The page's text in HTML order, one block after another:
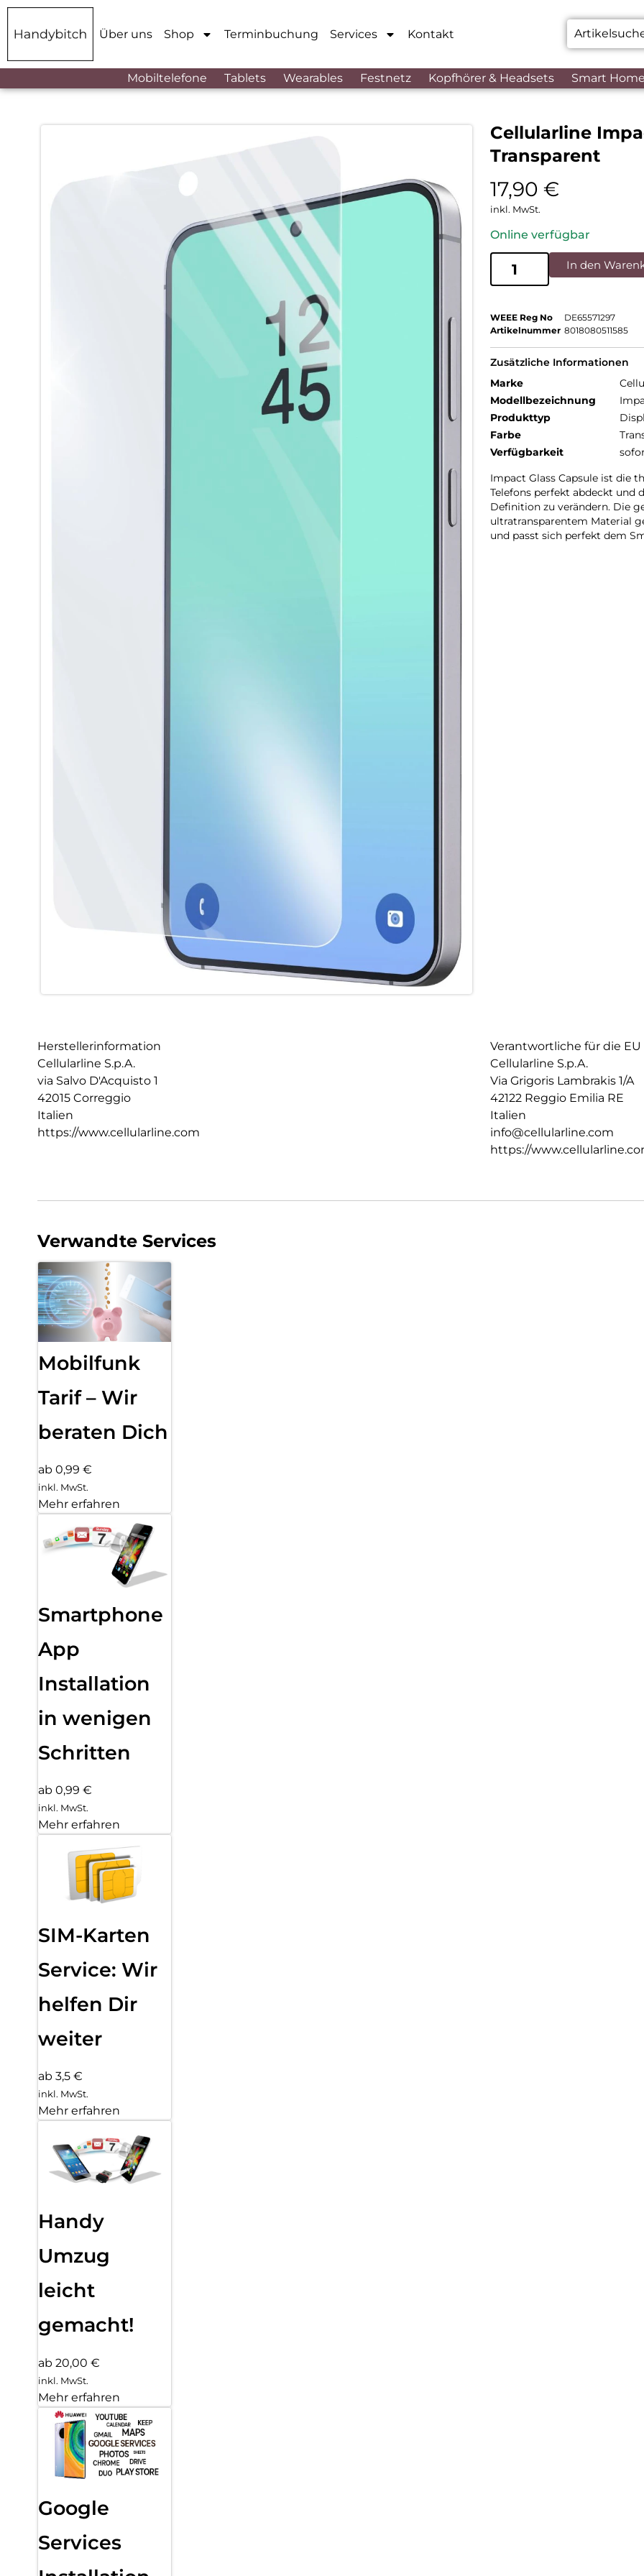
Über uns Shop Terminbuchung Services Kontakt
Mobiltelefone Tablets Wearables Festnetz Kopfhörer & Headsets Smart
Cellularline
Transparent
17,90 €
inkl. MwSt.
Online verfügbar
In den
WEEE Reg No
DE65571297
Artikelnummer 8018080511585
Zusätzliche Informationen
Marke
Modellbezeichnung
Produkttyp
Farbe
Verfügbarkeit
Impact Glass Capsule ist die
Telefons perfekt abdeckt und
Definition zu verändern. Die
ultratransparentem Material
und passt sich perfekt dem
Herstellerinformation
Cellularline S.p.A.
via Salvo D'Acquisto 1
42015 Correggio
Italien
https://www.cellularline.com
Verantwortliche für die EU
Cellularline S.p.A.
Via Grigoris Lambrakis 1/A
42122 Reggio Emilia RE
Italien
info@cellularline.com
https://
Verwandte Services
Mobilfunk
Tarif – Wir
beraten Dich
ab 0,99 €
inkl. MwSt.
Mehr erfahren
Smartphone
App
Installation
in wenigen
Schritten
ab 0,99 €
inkl. MwSt.
Mehr erfahren
SIM-Karten
Service: Wir
helfen Dir
weiter
ab 3,5 €
inkl. MwSt.
Mehr erfahren
Handy
Umzug
leicht
gemacht!
ab 20,00 €
inkl. MwSt.
Mehr erfahren
Google
Services